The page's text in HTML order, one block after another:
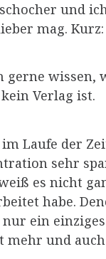
und
mag.
gerne
Verlag ist.
Laufe der
sehr
es nicht
habe.
ein
mehr und